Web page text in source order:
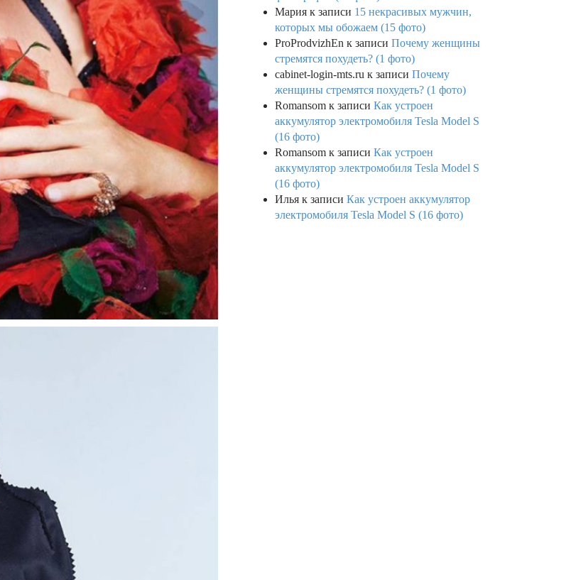
Мария к записи 15 некрасивых мужчин,
которых мы обожаем (15 фото)
ProProdvizhEn к записи Почему женщины
стремятся похудеть? (1 фото)
cabinet-login-mts.ru к записи Почему
женщины стремятся похудеть? (1 фото)
Romansom к записи Как устроен
аккумулятор электромобиля Tesla Model S
(16 фото)
Romansom к записи Как устроен
аккумулятор электромобиля Tesla Model S
(16 фото)
Илья к записи Как устроен аккумулятор
электромобиля Tesla Model S (16 фото)